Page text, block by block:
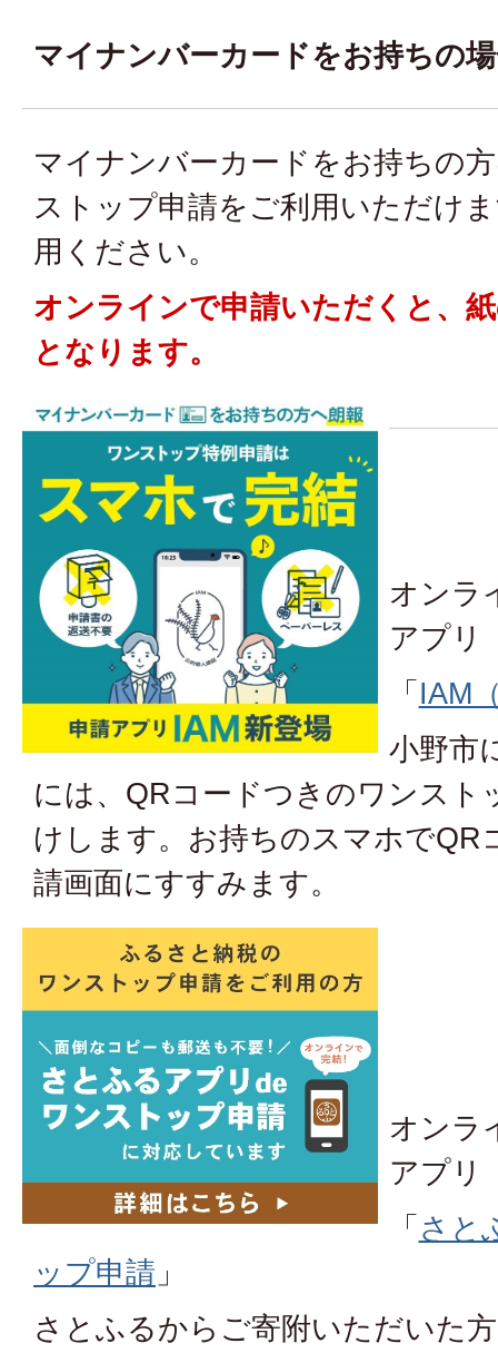
マイナンバーカードをお持ちの
マイナンバーカードをお持ちの
ストップ申請をご利用いただけ
用ください。
オンラインで申請いただくと、
となります。
オンラ
アプリ
「 IAM
小野市
には、QRコードつきのワンスト
けします。お持ちのスマホでQR
請画面にすすみます。
オンラ
アプリ
「 さと
ップ申請 」
さとふるからご寄附いただいた